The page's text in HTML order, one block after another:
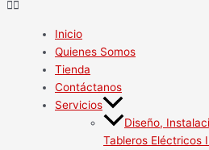
Inicio
Quienes Somos
Tienda
Contáctanos
Servicios
Diseño,
Tableros Eléctricos